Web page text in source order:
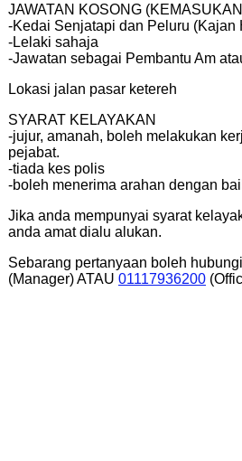
JAWATAN KOSONG
-Kedai Senjatapi dan Peluru (Kajan
-Lelaki sahaja
-Jawatan sebagai Pembantu Am
Lokasi jalan pasar ketereh
SYARAT KELAYAKAN
-jujur, amanah, boleh melakukan
pejabat.
-tiada kes polis
-boleh menerima arahan dengan
Jika anda mempunyai syarat
anda amat dialu alukan.
Sebarang pertanyaan boleh hubungi
(Manager) ATAU 01117936200